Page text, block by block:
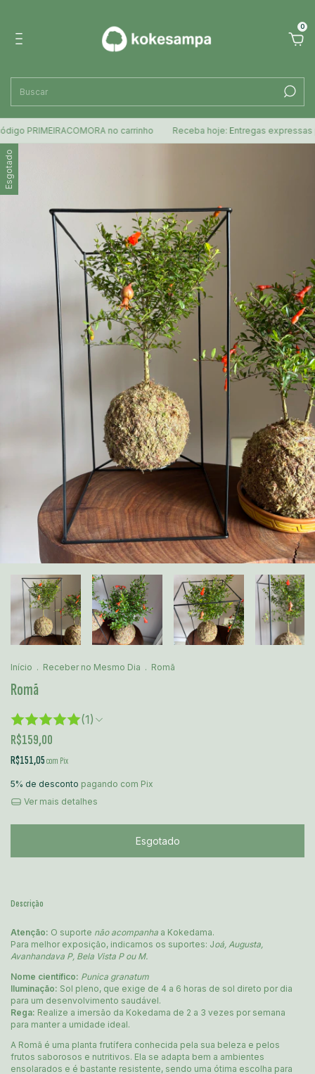
0
no carrinho Receba hoje: Entregas expressas para
Esgotado
Início . Receber no Mesmo Dia . Romã
Romã
(1)
R$159,00
R$151,05com Pix
5% de desconto pagando com Pix
Ver mais detalhes
Descrição
Atenção: O suporte não acompanha a Kokedama.
Para melhor exposição, indicamos os suportes: Joá, Augusta,
Avanhandava P, Bela Vista P ou M.
Nome científico: Punica granatum
Iluminação: Sol pleno, que exige de 4 a 6 horas de sol direto por dia
para um desenvolvimento saudável.
Rega: Realize a imersão da Kokedama de 2 a 3 vezes por semana
para manter a umidade ideal.
A Romã é uma planta frutífera conhecida pela sua beleza e pelos
frutos saborosos e nutritivos. Ela se adapta bem a ambientes
ensolarados e é bastante resistente, sendo uma ótima escolha para